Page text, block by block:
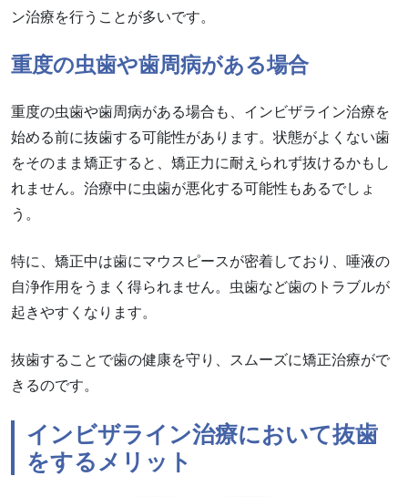
ン治療を行うことが多いです。
重度の虫歯や歯周病がある場合
重度の虫歯や歯周病がある場合も、インビザライン治療を
始める前に抜歯する可能性があります。状態がよくない歯
をそのまま矯正すると、矯正力に耐えられず抜けるかもし
れません。治療中に虫歯が悪化する可能性もあるでしょ
う。
特に、矯正中は歯にマウスピースが密着しており、唾液の
自浄作用をうまく得られません。虫歯など歯のトラブルが
起きやすくなります。
抜歯することで歯の健康を守り、スムーズに矯正治療がで
きるのです。
インビザライン治療において抜歯
をするメリット